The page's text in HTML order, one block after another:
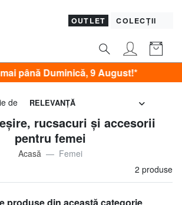
OUTLET COLECȚII
Duminică, 9 August!*
de RELEVANŢĂ
rucsacuri și accesorii
pentru femei
Acasă
Femei
2 produse
produse din această categorie